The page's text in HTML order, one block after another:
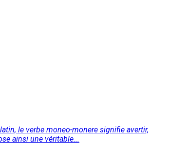
le verbe moneo-monere signifie avertir,
ainsi une véritable...